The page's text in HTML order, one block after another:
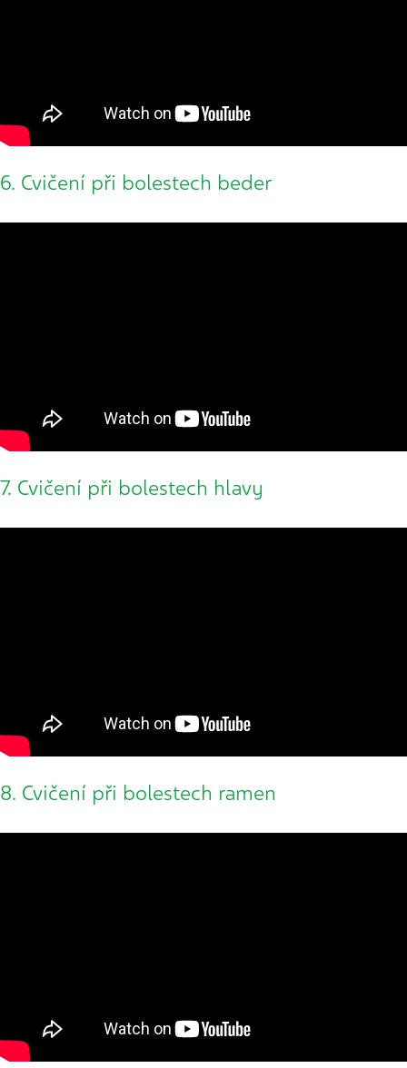
6. Cvičení při bolestech beder
7. Cvičení při bolestech hlavy
8. Cvičení při bolestech ramen